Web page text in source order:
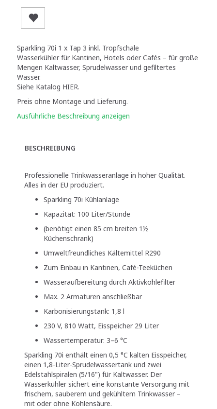
Sparkling 70i 1 x Tap 3 inkl. Tropfschale
Wasserkühler für Kantinen, Hotels oder Cafés – für große
Mengen Kaltwasser, Sprudelwasser und gefiltertes
Wasser.
Siehe Katalog HIER.
Preis ohne Montage und Lieferung.
Ausführliche Beschreibung anzeigen
BESCHREIBUNG
Professionelle Trinkwasseranlage in hoher Qualität.
Alles in der EU produziert.
Sparkling 70i Kühlanlage
Kapazität: 100 Liter/Stunde
(benötigt einen 85 cm breiten 1½
Küchenschrank)
Umweltfreundliches Kältemittel R290
Zum Einbau in Kantinen, Café-Teeküchen
Wasseraufbereitung durch Aktivkohlefilter
Max. 2 Armaturen anschließbar
Karbonisierungstank: 1,8 l
230 V, 810 Watt, Eisspeicher 29 Liter
Wassertemperatur: 3–6 °C
Sparkling 70i enthält einen 0,5 °C kalten Eisspeicher,
einen 1,8-Liter-Sprudelwassertank und zwei
Edelstahlspiralen (5/16") für Kaltwasser. Der
Wasserkühler sichert eine konstante Versorgung mit
frischem, sauberem und gekühltem Trinkwasser –
mit oder ohne Kohlensäure.